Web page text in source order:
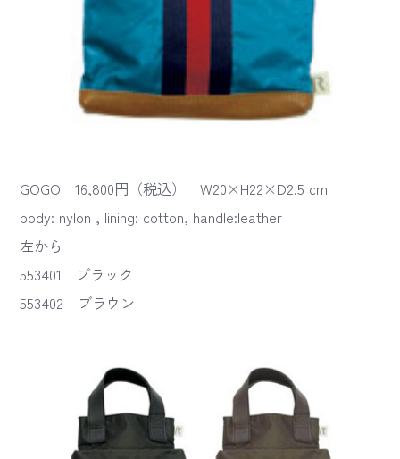
GOGO 16,800円（税込） W20×H22×D2.5 cm
body: nylon , lining: cotton, handle:leather
左から
553401 ブラック
553402 ブラウン